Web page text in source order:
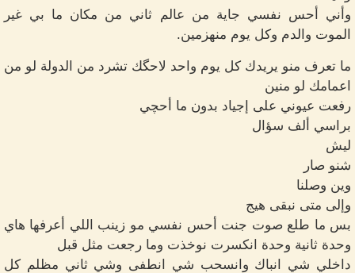
وأني أحس نفسي جاية من عالم ثاني من مكان ما بي غير
الموت والدم وكل يوم منهزمين.
ما تعرف منو يريدك كل يوم واحد لاحگك تشرد من الدولة لو من
اعمامك لو منين
رفعت عيوني على إجياد بدون ما أحچي
براسي ألف سؤال
ليش
شنو صار
وين وصلنا
وإلى متى نبقى هيج
بس ما طلع صوت جنت أحس نفسي مو زينب اللي أعرفها هاي
وحدة ثانية وحدة انكسرت نوخذت وما رجعت مثل قبل
داخلي شي انباك وانسحب شي انطفى وشي ثاني مظلم كل